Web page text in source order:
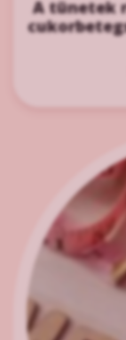
A tünetek